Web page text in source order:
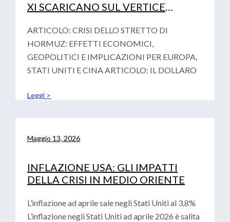
XI SCARICANO SUL VERTICE
VOTALITA’ GEOPOLITICA
ARTICOLO: CRISI DELLO STRETTO DI
HORMUZ: EFFETTI ECONOMICI,
GEOPOLITICI E IMPLICAZIONI PER EUROPA,
STATI UNITI E CINA ARTICOLO: IL DOLLARO
Leggi >
Maggio 13, 2026
INFLAZIONE USA: GLI IMPATTI
DELLA CRISI IN MEDIO ORIENTE
L’inflazione ad aprile sale negli Stati Uniti al 3,8%
L’inflazione negli Stati Uniti ad aprile 2026 è salita